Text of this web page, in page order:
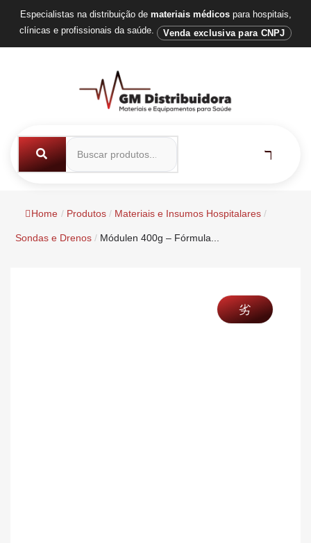
Especialistas na distribuição de materiais médicospara hospitais,
clínicas e profissionais da saúde.
Venda exclusiva para CNPJ
Home / Produtos / Materiais e Insumos Hospitalares /
Sondas e Drenos / Módulen 400g – Fórmula...